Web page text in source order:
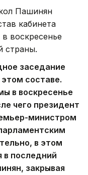
Пашинян
кабинета
воскресенье
страны.
заседание
составе.
в воскресенье
чего президент
министром
в этом
в последний
закрывая